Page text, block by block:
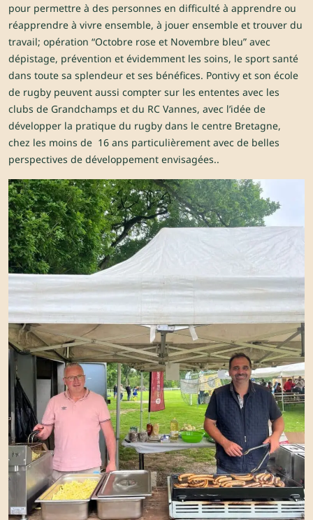
pour permettre à des personnes en difficulté à apprendre ou
réapprendre à vivre ensemble, à jouer ensemble et trouver du
travail; opération “Octobre rose et Novembre bleu” avec
dépistage, prévention et évidemment les soins, le sport santé
dans toute sa splendeur et ses bénéfices. Pontivy et son école
de rugby peuvent aussi compter sur les ententes avec les
clubs de Grandchamps et du RC Vannes, avec l’idée de
développer la pratique du rugby dans le centre Bretagne,
chez les moins de 16 ans particulièrement avec de belles
perspectives de développement envisagées..